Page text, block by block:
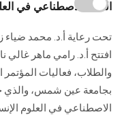
الذكاء الاصطناعي في
تحت رعاية أ.د. محمد
افتتح أ.د. رامي ماهر غالي
والطلاب، فعاليات
بجامعة عين شمس، والذي
الاصطناعي في العلوم